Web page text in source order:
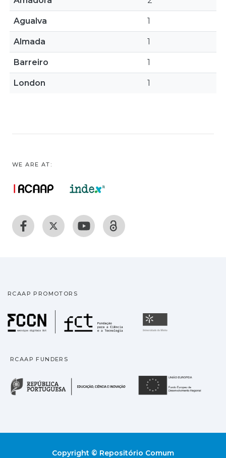
Agualva 1
Almada 1
Barreiro 1
London 1
WE ARE AT:
RCAAP PROMOTORS
Fundação para a
RCAAP FUNDERS
República Portuguesa
Copyright © Repositório Comum